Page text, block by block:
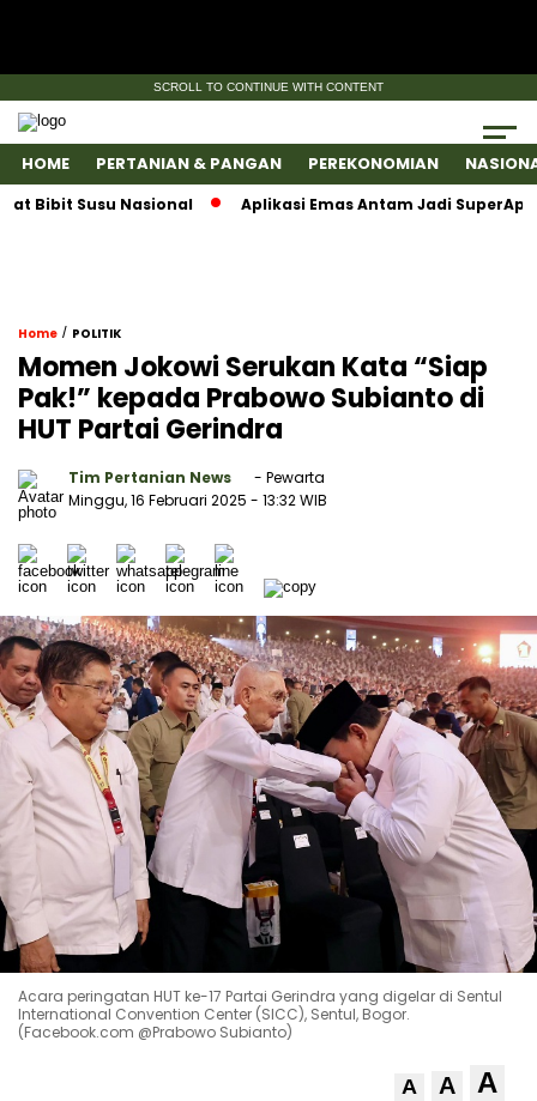
SCROLL TO CONTINUE WITH CONTENT
HOME PERTANIAN & PANGAN PEREKONOMIAN
Susu Nasional Aplikasi Emas Antam Jadi SuperApps,
Home / POLITIK
Momen Jokowi Serukan Kata “Siap
Pak!” kepada Prabowo Subianto di
HUT Partai Gerindra
Tim Pertanian News
- Pewarta
Minggu, 16 Februari 2025 - 13:32 WIB
Acara peringatan HUT ke-17 Partai Gerindra yang digelar di Sentul
International Convention Center (SICC), Sentul, Bogor.
(Facebook.com @Prabowo Subianto)
A A A